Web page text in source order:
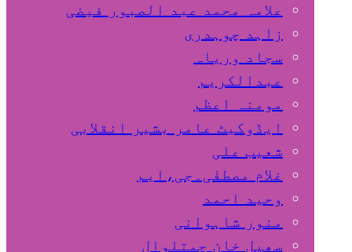
علامہ محمد عبد الصبور فیضی
زاہد چوہدری
سجاد وریاہ
عبدالکریم
مومنہ اعظم
ایڈوکیٹ عامر بشیر انقلابی
شعیب علی
غلام مصطفٰی۔جی،ایم
وحید احمد
منور شاہوانی
سھیل خان چمتلوال